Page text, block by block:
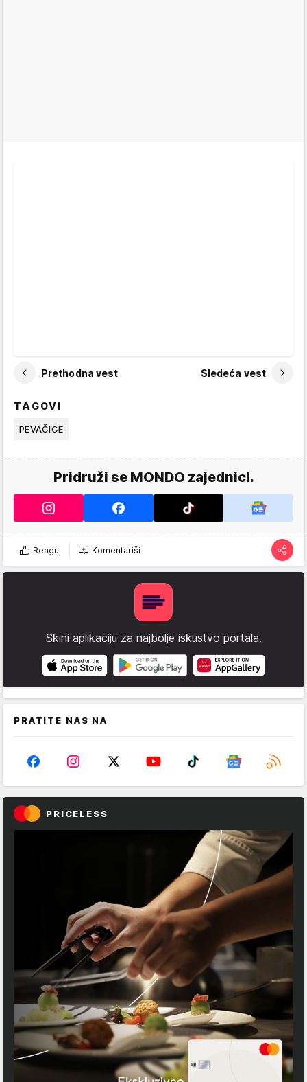
Prethodna vest Sledeća vest
TAGOVI
PEVAČICE
Pridruži se MONDO zajednici.
Reaguj Komentariši
Skini aplikaciju za najbolje iskustvo portala.
PRATITE NAS NA
PRICELESS